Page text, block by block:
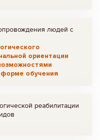
людей с
ориентации
обучения
реабилитации